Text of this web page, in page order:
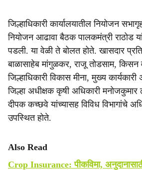
जिल्हाधिकारी कार्यालयातील नियोजन
नियोजन आढावा बैठक पालकमंत्री राठोड
पडली. या वेळी ते बोलत होते. खासदार
बाळासाहेब मांगुळकर, राजू तोडसाम,
जिल्हाधिकारी विकास मीना, मुख्य
जिल्हा अधीक्षक कृषी अधिकारी मनोजकुमार
दीपक कच्छवे यांच्यासह विविध विभागांचे
उपस्थित होते.
Also Read
Crop Insurance: पीकविमा,